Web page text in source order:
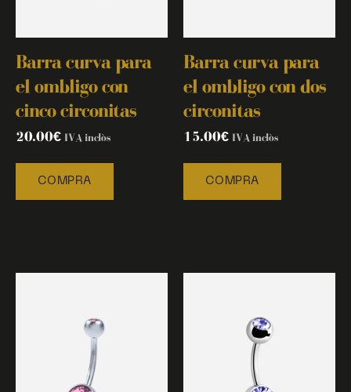
Barra curva para
el ombligo con
cinco circonitas
20.00€ IVA inclòs
COMPRA
Barra curva para
el ombligo con dos
circonitas
15.00€ IVA inclòs
COMPRA